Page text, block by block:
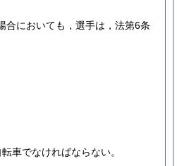
合においても，選手は，法第6条
車でなければならない。